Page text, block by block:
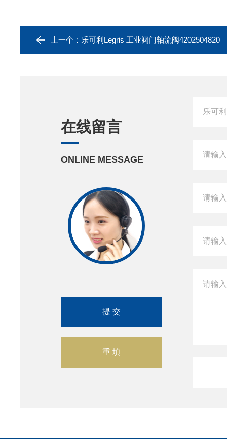
上一个： 乐可利Legris 工业阀门轴流阀4202504820
在线留言
ONLINE MESSAGE